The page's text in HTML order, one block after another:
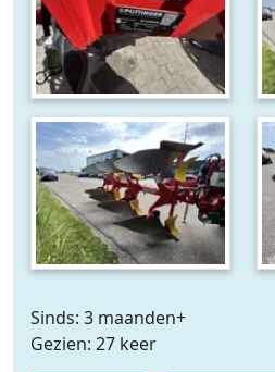
Sinds: 3 maanden+
Gezien: 27 keer